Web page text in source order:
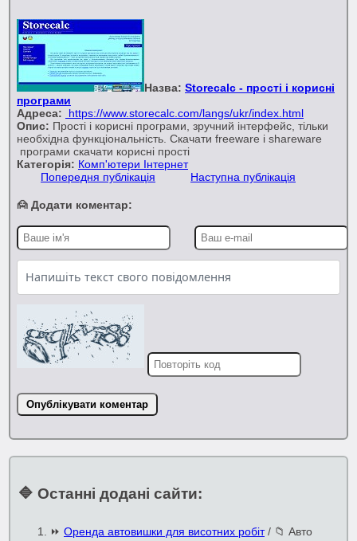
Назва: Storecalc - прості і корисні
програми
Адреса:
https://www.storecalc.com/langs/ukr/index.html
Опис: Прості і корисні програми, зручний інтерфейс, тільки
необхідна функціональність. Скачати freeware і shareware
програми скачати корисні прості
Категорія: Комп'ютери Інтернет
Попередня публікація
Наступна публікація
🙍 Додати коментар:
Опублікувати коментар
🔷 Останні додані сайти:
⏩ Оренда автовишки для висотних робіт/ 📁 Авто